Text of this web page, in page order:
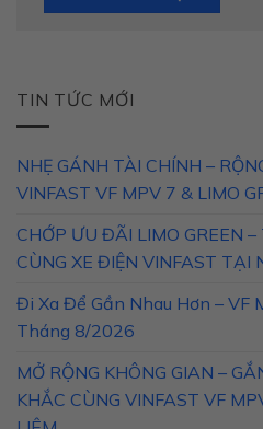
TIN TỨC MỚI
NHẸ GÁNH TÀI CHÍNH –
VINFAST VF MPV 7 & LIMO
CHỚP ƯU ĐÃI LIMO GREEN
CÙNG XE ĐIỆN VINFAST TẠI
Đi Xa Để Gần Nhau Hơn – VF
Tháng 8/2026
MỞ RỘNG KHÔNG GIAN –
KHẮC CÙNG VINFAST VF